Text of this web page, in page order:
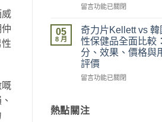
威
嘅
折
與
最
抵
購
買
時
評
拆
解
與
理
性
購
南〉
中
購
流
程
完
整
教
學：
單
到
在
力
片
Kellett
vs
日
本
保
健
留言功能已關閉
05
8 月
奇力片Kellett vs 韓
性保健品全面比較
分、效果、價格與
評價
在
片
Kellett
留言功能已關閉
熱點關注